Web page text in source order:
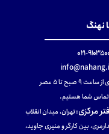
نهنگ
۰۲۱
۹ صبح تا ۵ عصر
شما هستیم.
مرکزی:تهران، میدان انقلاب
بین کارگر و منیری جاوید،